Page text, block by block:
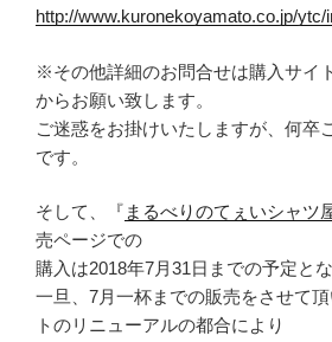
http://www.kuronekoyamato.co.jp/ytc/
※その他詳細のお問合せは購入サイ
からお願い致します。
ご迷惑をお掛けいたしますが、何卒
です。
そして、『 まるべりのてぇいシャツ
売ページでの
購入は2018年7月31日までの予定とな
一旦、7月一杯までの販売をさせて
トのリニューアルの都合により